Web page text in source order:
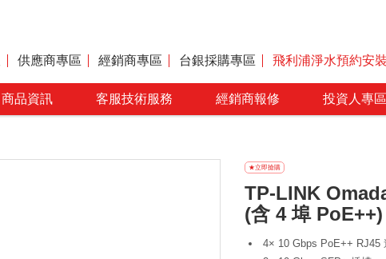
供應商專區 經銷商專區 台銀採購專區 飛利浦淨水預約安
商品資訊 客服技術服務 經銷商報修 投資人專區
TP-LINK
(含 4 埠
4× 10 Gbps PoE++ RJ45